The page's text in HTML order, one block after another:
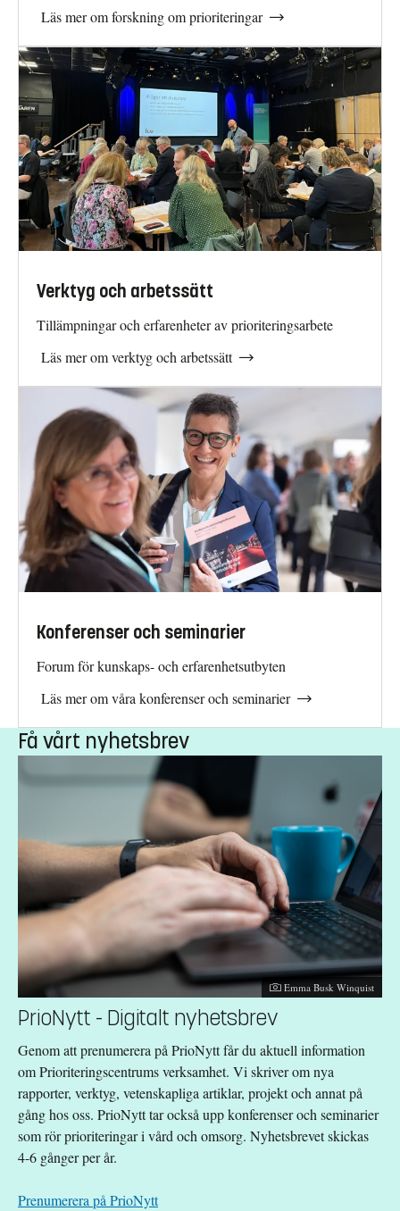
Läs mer om forskning om prioriteringar
Verktyg och arbetssätt
Tillämpningar och erfarenheter av prioriteringsarbete
Läs mer om verktyg och arbetssätt
Konferenser och seminarier
Forum för kunskaps- och erfarenhetsutbyten
Läs mer om våra konferenser och seminarier
Få vårt nyhetsbrev
Fotograf:
Emma Busk Winquist
PrioNytt - Digitalt nyhetsbrev
Genom att prenumerera på PrioNytt får du aktuell information
om Prioriteringscentrums verksamhet. Vi skriver om nya
rapporter, verktyg, vetenskapliga artiklar, projekt och annat på
gång hos oss. PrioNytt tar också upp konferenser och seminarier
som rör prioriteringar i vård och omsorg. Nyhetsbrevet skickas
4-6 gånger per år.
Prenumerera på PrioNytt